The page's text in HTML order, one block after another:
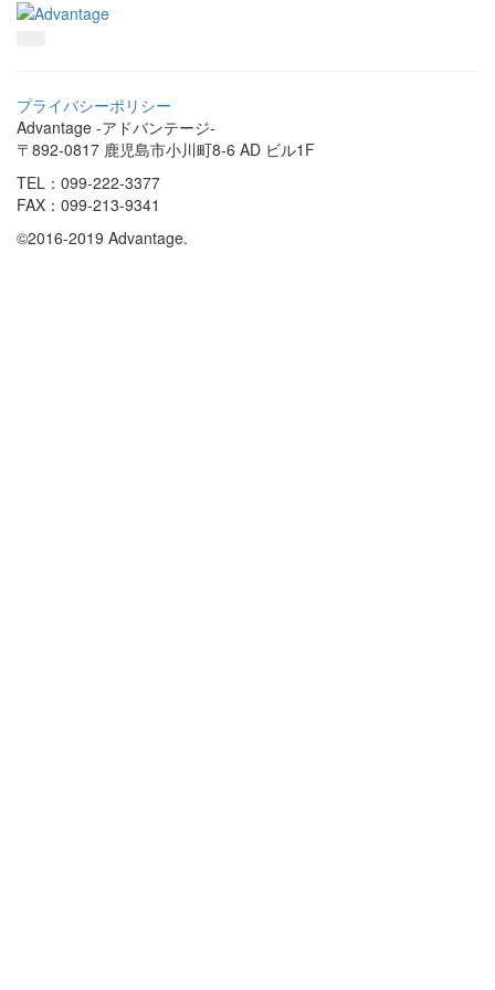
プライバシーポリシー
Advantage -アドバンテージ-
〒892-0817 鹿児島市小川町8-6 AD ビル1F
TEL：099-222-3377
FAX：099-213-9341
©2016-2019 Advantage.